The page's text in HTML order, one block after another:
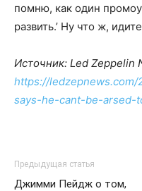
помню, как один
развить.’ Ну что ж,
Источник: Led Zeppelin
https://
says-he-cant-be-arsed-
Предыдущая статья
Джимми Пейдж о том,